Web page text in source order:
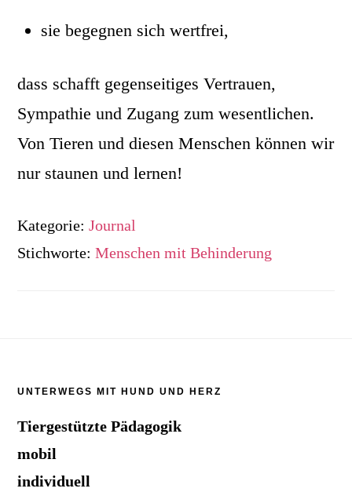
sie begegnen sich wertfrei,
dass schafft gegenseitiges Vertrauen,
Sympathie und Zugang zum wesentlichen.
Von Tieren und diesen Menschen können wir
nur staunen und lernen!
Kategorie:Journal
Stichworte:Menschen mit Behinderung
UNTERWEGS MIT HUND UND HERZ
Tiergestützte Pädagogik
mobil
individuell